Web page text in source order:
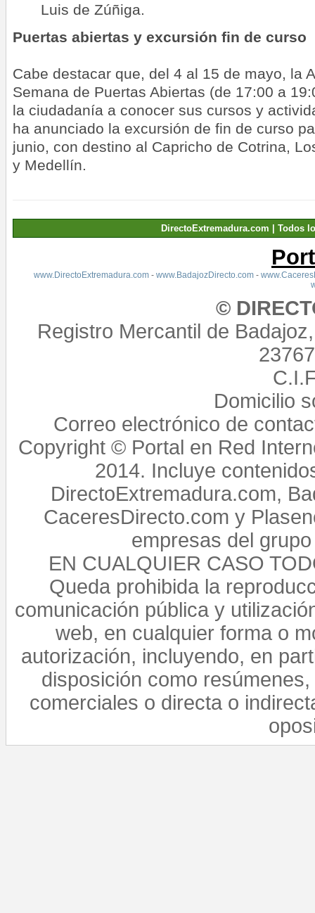
Luis de Zúñiga.
Puertas abiertas y excursión fin de curso
Cabe destacar que, del 4 al 15 de mayo, la
Semana de Puertas Abiertas (de 17:00 a
la ciudadanía a conocer sus cursos y
ha anunciado la excursión de fin de curso
junio, con destino al Capricho de Cotrina,
y Medellín.
DirectoExtremadura.com | Todos
www.DirectoExtremadura.com- www.BadajozDirecto.com-
©
Registro Mercantil de
Domicilio
Correo electrónico de
Copyright © Portal en Red
2014. Incluye
DirectoExtremadura.com,
CaceresDirecto.com y
empresas del
EN CUALQUIER CASO
Queda prohibida la
comunicación pública y
web, en cualquier forma o
autorización, incluyendo, en
disposición como
comerciales o directa o